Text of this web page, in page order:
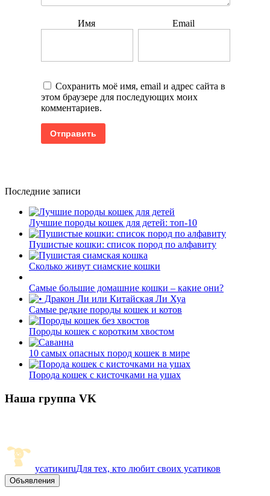
Имя Email
Сохранить моё имя, email и адрес сайта в
этом браузере для последующих моих
комментариев.
Последние записи
Лучшие породы кошек для детей: топ-10
Пушистые кошки: список пород по алфавиту
Сколько живут сиамские кошки
Самые большие домашние кошки – какие они?
Самые редкие породы кошек и котов
Породы кошек с коротким хвостом
10 самых опасных пород кошек в мире
Порода кошек с кисточками на ушах
Наша группа VK
усатикиruДля тех, кто любит своих усатиков
Объявления